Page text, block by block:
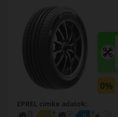
0%
EPREL cimke adatok: